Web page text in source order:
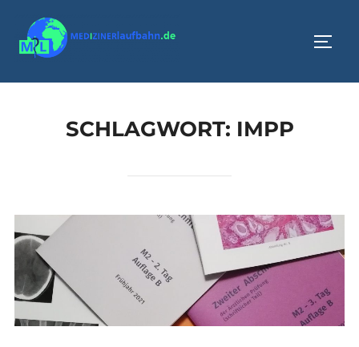
Inhalt
springen
SCHLAGWORT: IMPP